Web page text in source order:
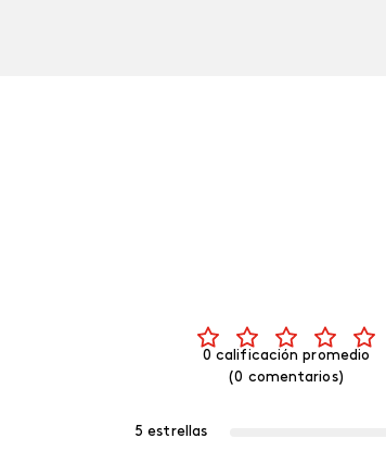
0 calificación promedio
(0 comentarios)
5 estrellas